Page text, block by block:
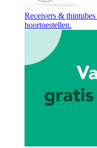
Receivers & thintubes
hoortoestellen.